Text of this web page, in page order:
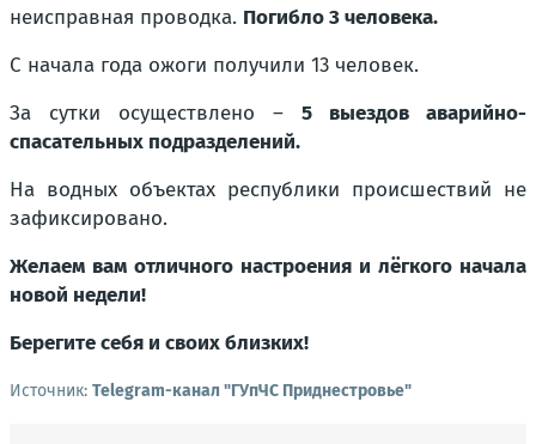
неисправная проводка. Погибло 3 человека.
С начала года ожоги получили 13 человек.
За сутки осуществлено – 5 выездов аварийно-
спасательных подразделений.
На водных объектах республики происшествий не
зафиксировано.
Желаем вам отличного настроения и лёгкого начала
новой недели!
Берегите себя и своих близких!
Источник: Telegram-канал "ГУпЧС Приднестровье"